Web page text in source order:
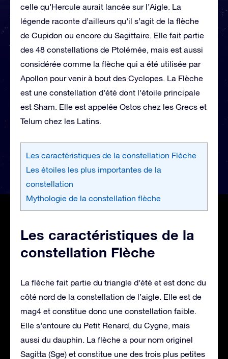
celle qu’Hercule aurait lancée sur l’Aigle. La
légende raconte d’ailleurs qu’il s’agit de la flèche
de Cupidon ou encore du Sagittaire. Elle fait partie
des 48 constellations de Ptolémée, mais est aussi
considérée comme la flèche qui a été utilisée par
Apollon pour venir à bout des Cyclopes. La Flèche
est une constellation d’été dont l’étoile principale
est Sham. Elle est appelée Ostos chez les Grecs et
Telum chez les Latins.
Les caractéristiques de la constellation Flèche
Les étoiles les plus importantes de la
constellation
Mythologie de la constellation flèche
Les caractéristiques de la
constellation Flèche
La flèche fait partie du triangle d’été et est donc du
côté nord de la constellation de l’aigle. Elle est de
mag4 et constitue donc une constellation faible.
Elle s’entoure du Petit Renard, du Cygne, mais
aussi du dauphin. La flèche a pour nom originel
Sagitta (Sge) et constitue une des trois plus petites